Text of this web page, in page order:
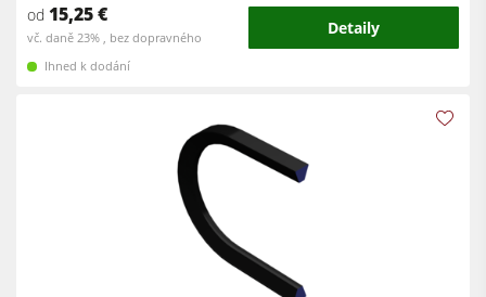
od 15,25 €
vč. daně 23% , bez dopravného Detaily
Ihned k dodání